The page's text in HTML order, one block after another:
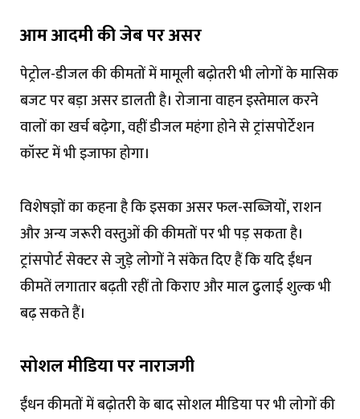
आम आदमी की जेब पर असर
पेट्रोल-डीजल की कीमतों में मामूली बढ़ोतरी भी लोगों के मासिक
बजट पर बड़ा असर डालती है। रोजाना वाहन इस्तेमाल करने
वालों का खर्च बढ़ेगा, वहीं डीजल महंगा होने से ट्रांसपोर्टेशन
कॉस्ट में भी इजाफा होगा।
विशेषज्ञों का कहना है कि इसका असर फल-सब्जियों, राशन
और अन्य जरूरी वस्तुओं की कीमतों पर भी पड़ सकता है।
ट्रांसपोर्ट सेक्टर से जुड़े लोगों ने संकेत दिए हैं कि यदि ईंधन
कीमतें लगातार बढ़ती रहीं तो किराए और माल ढुलाई शुल्क भी
बढ़ सकते हैं।
सोशल मीडिया पर नाराजगी
ईंधन कीमतों में बढ़ोतरी के बाद सोशल मीडिया पर भी लोगों की